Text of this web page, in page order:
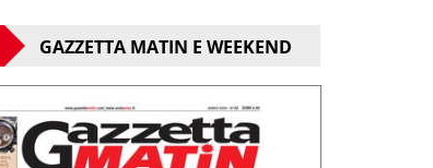
GAZZETTA MATIN E WEEKEND